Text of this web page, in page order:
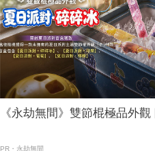
《永劫無間》雙節棍極品外
PR・永劫無間